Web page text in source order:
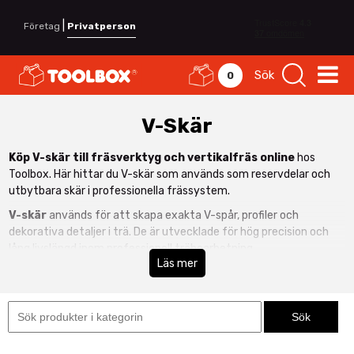
Företag Privatperson
0 Sök
V-Skär
Köp V-skär till fräsverktyg och vertikalfräs online hos
Toolbox. Här hittar du V-skär som används som reservdelar och
utbytbara skär i professionella frässystem.
V-skär används för att skapa exakta V-spår, profiler och
dekorativa detaljer i trä. De är utvecklade för hög precision och
lång livslängd inom professionell träbearbetning.
Våra V-skär är anpassade för användning tillsammans med
vertikalfräsar
och olika frässystem. De kan även användas i
Läs mer